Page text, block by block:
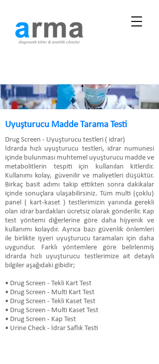
Uyuşturucu Madde Tarama Testi
Drug Screen - Uyuşturucu testleri ( idrar)
İdrarda hızlı uyuşturucu testleri, idrar numunesi
içinde bulunması muhtemel uyuşturucu madde ve
metabolitlerin tespiti için kullanılan kitlerdir.
Kullanımı kolay, güvenilir ve maliyetleri düşüktür.
Birkaç basit adımı takip ettikten sonra dakikalar
içinde sonuçlara ulaşabilirsiniz. Tüm multi (çoklu)
panel ( kart-kaset ) testlerimizin yanında gerekli
olan idrar bardakları ücretsiz olarak gönderilir. Kap
test yöntemi diğerlerine göre daha hijyenik ve
kullanımı kolaydır. Ayrıca bazı güvenlik önlemleri
ile birlikte işyeri uyuşturucu taramaları için daha
uygundur. Farklı yöntemlere göre belirlenmiş
idrarda hızlı uyuşturucu testlerimize ait detaylı
bilgiler aşağıdaki gibidir;
• Drug Screen - Tekli Kart Test
• Drug Screen - Multi Kart Test
• Drug Screen - Tekli Kaset Test
• Drug Screen - Multi Kaset Test
• Drug Screen - Kap Test
• Urine Check - İdrar Saflık Testi